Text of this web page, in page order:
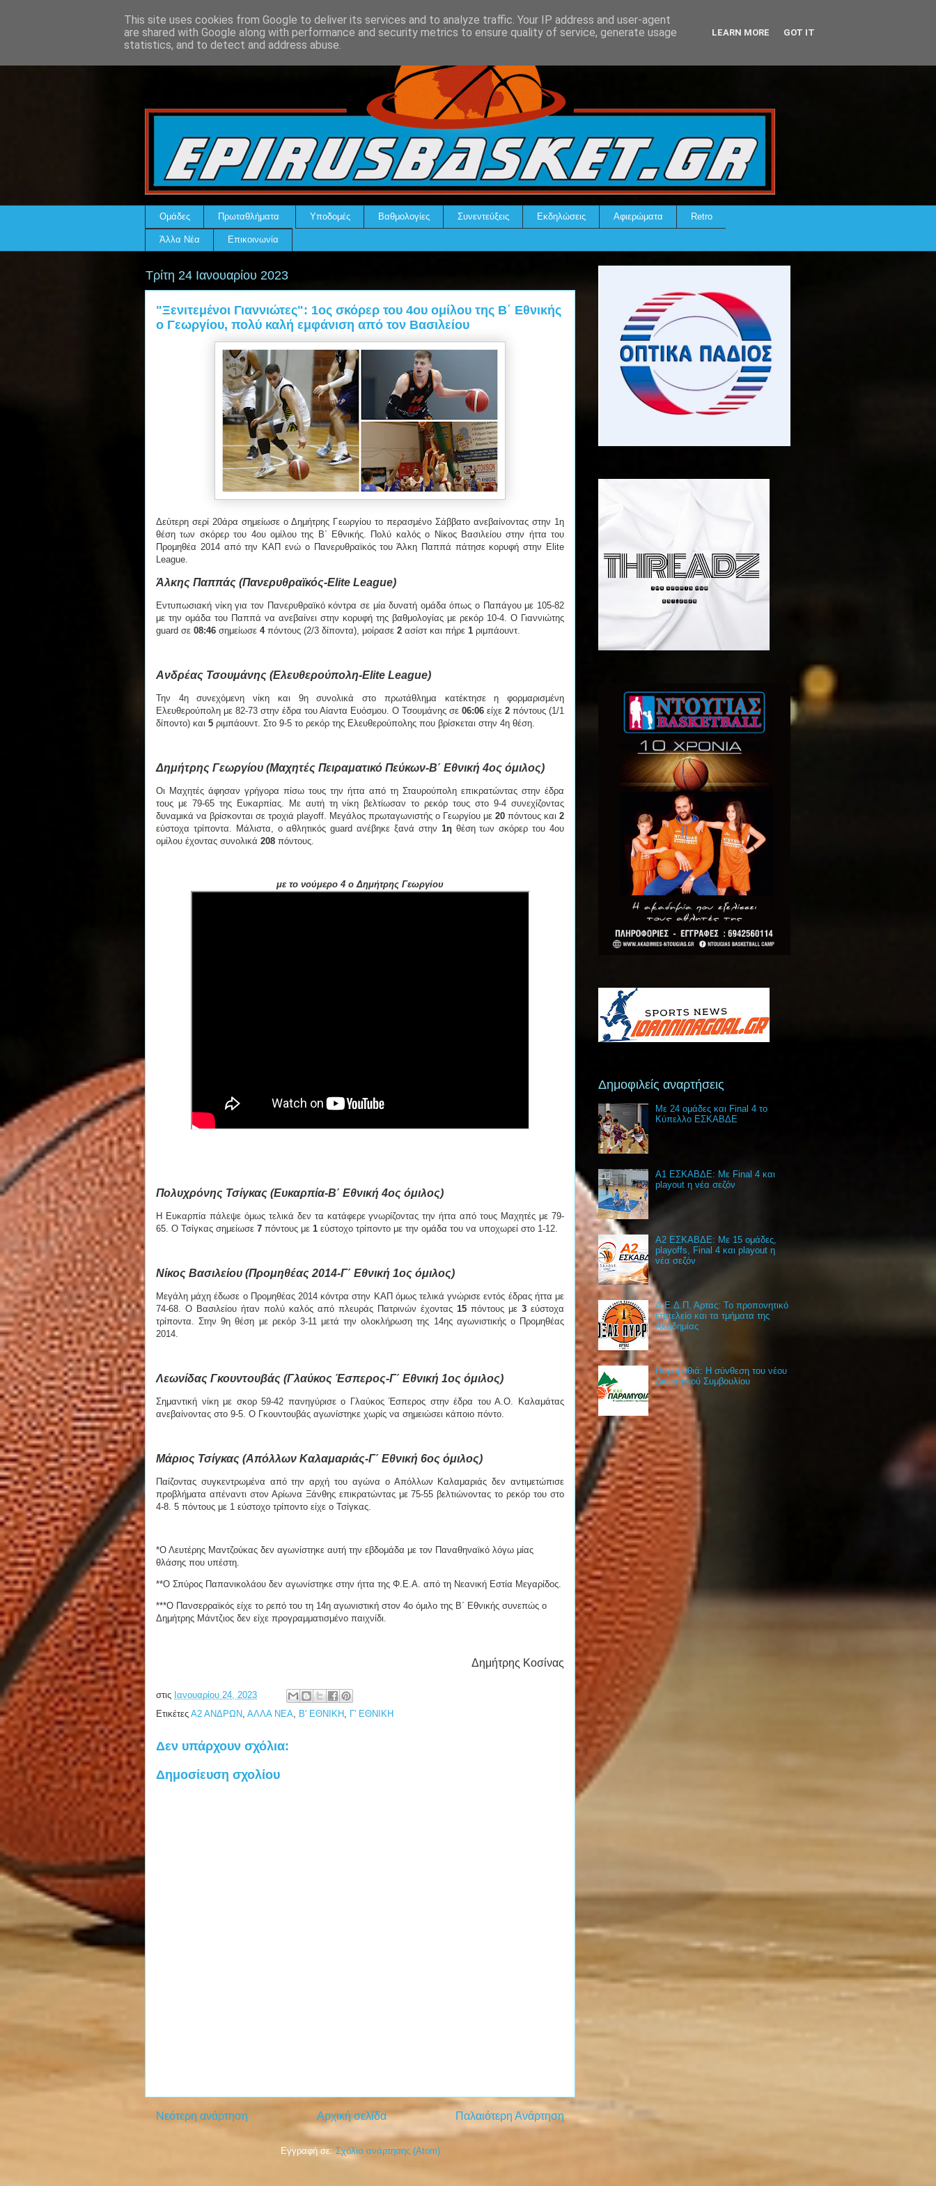
Ομάδες Πρωταθλήματα Υποδομές Βαθμολογίες Συνεντεύξεις Εκδηλώσεις Αφιερώματα Retro
Άλλα Νέα Επικοινωνία
Τρίτη 24 Ιανουαρίου 2023
"Ξενιτεμένοι Γιαννιώτες": 1ος σκόρερ του 4ου ομίλου της Β΄ Εθνικής
ο Γεωργίου, πολύ καλή εμφάνιση από τον Βασιλείου
Δεύτερη σερί 20άρα σημείωσε ο Δημήτρης Γεωργίου το περασμένο Σάββατο ανεβαίνοντας στην 1η
θέση των σκόρερ του 4ου ομίλου της Β΄ Εθνικής. Πολύ καλός ο Νίκος Βασιλείου στην ήττα του
Προμηθέα 2014 από την ΚΑΠ ενώ ο Πανερυθραϊκός του Άλκη Παππά πάτησε κορυφή στην Elite
League.
Άλκης Παππάς (Πανερυθραϊκός-Elite League)
Εντυπωσιακή νίκη για τον Πανερυθραϊκό κόντρα σε μία δυνατή ομάδα όπως ο Παπάγου με 105-82
με την ομάδα του Παππά να ανεβαίνει στην κορυφή της βαθμολογίας με ρεκόρ 10-4. Ο Γιαννιώτης
guard σε 08:46 σημείωσε 4πόντους (2/3 δίποντα), μοίρασε 2 ασίστ και πήρε 1 ριμπάουντ.
Ανδρέας Τσουμάνης (Ελευθερούπολη-Elite League)
Την 4η συνεχόμενη νίκη και 9η συνολικά στο πρωτάθλημα κατέκτησε η φορμαρισμένη
Ελευθερούπολη με 82-73 στην έδρα του Αίαντα Ευόσμου. Ο Τσουμάνης σε 06:06 είχε 2 πόντους (1/1
δίποντο) και 5 ριμπάουντ. Στο 9-5 το ρεκόρ της Ελευθερούπολης που βρίσκεται στην 4η θέση.
Δημήτρης Γεωργίου (Μαχητές Πειραματικό Πεύκων-Β΄ Εθνική 4ος όμιλος)
Οι Μαχητές άφησαν γρήγορα πίσω τους την ήττα από τη Σταυρούπολη επικρατώντας στην έδρα
τους με 79-65 της Ευκαρπίας. Με αυτή τη νίκη βελτίωσαν το ρεκόρ τους στο 9-4 συνεχίζοντας
δυναμικά να βρίσκονται σε τροχιά playoff. Μεγάλος πρωταγωνιστής ο Γεωργίου με 20 πόντους και 2
εύστοχα τρίποντα. Μάλιστα, ο αθλητικός guard ανέβηκε ξανά στην 1ηθέση των σκόρερ του 4ου
ομίλου έχοντας συνολικά 208 πόντους.
με το νούμερο 4 ο Δημήτρης Γεωργίου
Πολυχρόνης Τσίγκας (Ευκαρπία-Β΄ Εθνική 4ος όμιλος)
Η Ευκαρπία πάλεψε όμως τελικά δεν τα κατάφερε γνωρίζοντας την ήττα από τους Μαχητές με 79-
65. Ο Τσίγκας σημείωσε 7 πόντους με 1 εύστοχο τρίποντο με την ομάδα του να υποχωρεί στο 1-12.
Νίκος Βασιλείου (Προμηθέας 2014-Γ΄ Εθνική 1ος όμιλος)
Μεγάλη μάχη έδωσε ο Προμηθέας 2014 κόντρα στην ΚΑΠ όμως τελικά γνώρισε εντός έδρας ήττα με
74-68. Ο Βασιλείου ήταν πολύ καλός από πλευράς Πατρινών έχοντας 15 πόντους με 3 εύστοχα
τρίποντα. Στην 9η θέση με ρεκόρ 3-11 μετά την ολοκλήρωση της 14ης αγωνιστικής ο Προμηθέας
2014.
Λεωνίδας Γκουντουβάς (Γλαύκος Έσπερος-Γ΄ Εθνική 1ος όμιλος)
Σημαντική νίκη με σκορ 59-42 πανηγύρισε ο Γλαύκος Έσπερος στην έδρα του Α.Ο. Καλαμάτας
ανεβαίνοντας στο 9-5. Ο Γκουντουβάς αγωνίστηκε χωρίς να σημειώσει κάποιο πόντο.
Μάριος Τσίγκας (Απόλλων Καλαμαριάς-Γ΄ Εθνική 6ος όμιλος)
Παίζοντας συγκεντρωμένα από την αρχή του αγώνα ο Απόλλων Καλαμαριάς δεν αντιμετώπισε
προβλήματα απέναντι στον Αρίωνα Ξάνθης επικρατώντας με 75-55 βελτιώνοντας το ρεκόρ του στο
4-8. 5 πόντους με 1 εύστοχο τρίποντο είχε ο Τσίγκας.
*Ο Λευτέρης Μαντζούκας δεν αγωνίστηκε αυτή την εβδομάδα με τον Παναθηναϊκό λόγω μίας
θλάσης που υπέστη.
**Ο Σπύρος Παπανικολάου δεν αγωνίστηκε στην ήττα της Φ.Ε.Α. από τη Νεανική Εστία Μεγαρίδος.
***Ο Πανσερραϊκός είχε το ρεπό του τη 14η αγωνιστική στον 4ο όμιλο της Β΄ Εθνικής συνεπώς ο
Δημήτρης Μάντζιος δεν είχε προγραμματισμένο παιχνίδι.
Δημήτρης Κοσίνας
στις Ιανουαρίου 24, 2023
Ετικέτες Α2 ΑΝΔΡΩΝ, ΑΛΛΑ ΝΕΑ, Β' ΕΘΝΙΚΗ , Γ' ΕΘΝΙΚΗ
Δεν υπάρχουν σχόλια:
Δημοσίευση σχολίου
Νεότερη ανάρτηση Παλαιότερη Ανάρτηση
Αρχική σελίδα
Εγγραφή σε:Σχόλια ανάρτησης (Atom)
Δημοφιλείς αναρτήσεις
Με 24 ομάδες και Final 4 το
Κύπελλο ΕΣΚΑΒΔΕ
Α1 ΕΣΚΑΒΔΕ: Με Final 4 και
playout η νέα σεζόν
Α2 ΕΣΚΑΒΔΕ: Με 15 ομάδες,
playoffs, Final 4 και playout η
νέα σεζόν
Α.Ε.Δ.Π. Άρτας: Το προπονητικό
επιτελείο και τα τμήματα της
Ακαδημίας
Παραμυθιά: Η σύνθεση του νέου
Διοικητικού Συμβουλίου
This site uses cookies from Google to deliver its services and to analyze traffic. Your IP address and user-agent
are shared with Google along with performance and security metrics to ensure quality of service, generate usage
statistics, and to detect and address abuse.
LEARN MORE GOT IT